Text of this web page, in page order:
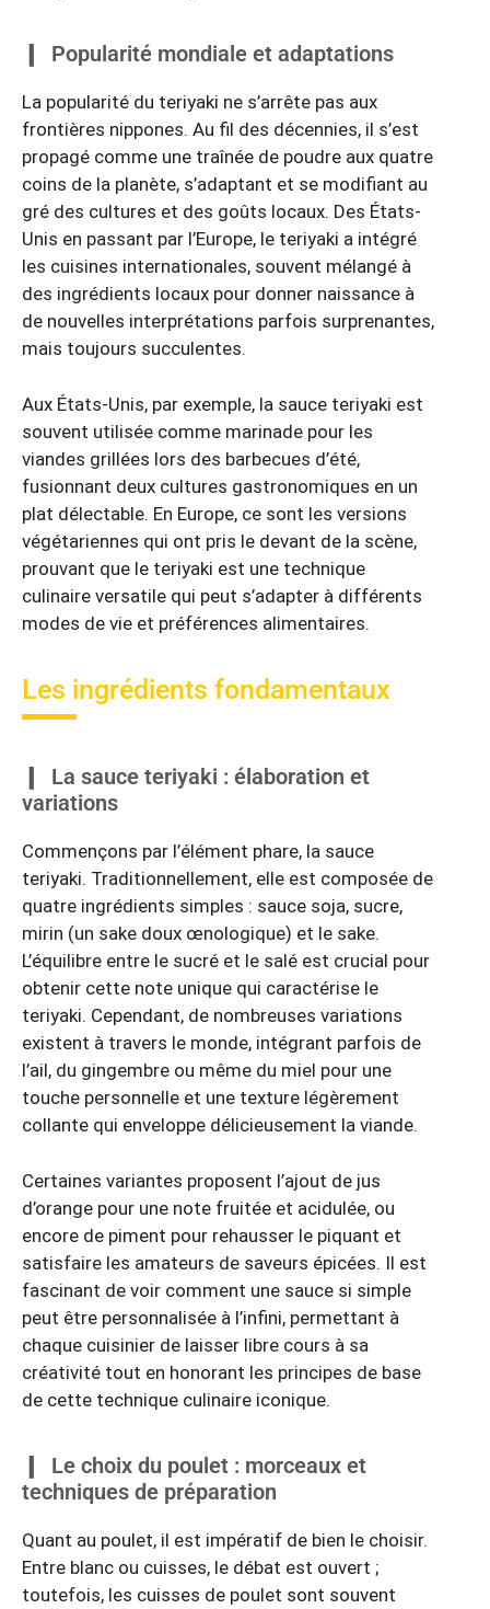
Popularité mondiale et adaptations
La popularité du teriyaki ne s’arrête pas aux
frontières nippones. Au fil des décennies, il s’est
propagé comme une traînée de poudre aux quatre
coins de la planète, s’adaptant et se modifiant au
gré des cultures et des goûts locaux. Des États-
Unis en passant par l’Europe, le teriyaki a intégré
les cuisines internationales, souvent mélangé à
des ingrédients locaux pour donner naissance à
de nouvelles interprétations parfois surprenantes,
mais toujours succulentes.
Aux États-Unis, par exemple, la sauce teriyaki est
souvent utilisée comme marinade pour les
viandes grillées lors des barbecues d’été,
fusionnant deux cultures gastronomiques en un
plat délectable. En Europe, ce sont les versions
végétariennes qui ont pris le devant de la scène,
prouvant que le teriyaki est une technique
culinaire versatile qui peut s’adapter à différents
modes de vie et préférences alimentaires.
Les ingrédients fondamentaux
La sauce teriyaki : élaboration et
variations
Commençons par l’élément phare, la sauce
teriyaki. Traditionnellement, elle est composée de
quatre ingrédients simples : sauce soja, sucre,
mirin (un sake doux œnologique) et le sake.
L’équilibre entre le sucré et le salé est crucial pour
obtenir cette note unique qui caractérise le
teriyaki. Cependant, de nombreuses variations
existent à travers le monde, intégrant parfois de
l’ail, du gingembre ou même du miel pour une
touche personnelle et une texture légèrement
collante qui enveloppe délicieusement la viande.
Certaines variantes proposent l’ajout de jus
d’orange pour une note fruitée et acidulée, ou
encore de piment pour rehausser le piquant et
satisfaire les amateurs de saveurs épicées. Il est
fascinant de voir comment une sauce si simple
peut être personnalisée à l’infini, permettant à
chaque cuisinier de laisser libre cours à sa
créativité tout en honorant les principes de base
de cette technique culinaire iconique.
Le choix du poulet : morceaux et
techniques de préparation
Quant au poulet, il est impératif de bien le choisir.
Entre blanc ou cuisses, le débat est ouvert ;
toutefois, les cuisses de poulet sont souvent